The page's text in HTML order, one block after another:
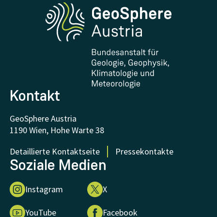
Forschung und Kooperationen
Downloads
Zertifikate und Auszeichnungen
FAQ - Häufig gestellte Fragen
Forschung unterstützen
Kontakt
GeoSphere Austria
1190 Wien, Hohe Warte 38
Detaillierte Kontaktseite
Pressekontakte
Soziale Medien
Instagram X
YouTube Facebook